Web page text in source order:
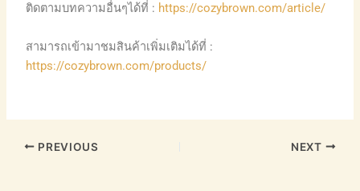
ติดตามบทความอื่นๆได้ที่ : https://cozybrown.com/article/
สามารถเข้ามาชมสินค้าเพิ่มเติมได้ที่ :
https://cozybrown.com/products/
PREVIOUS NEXT